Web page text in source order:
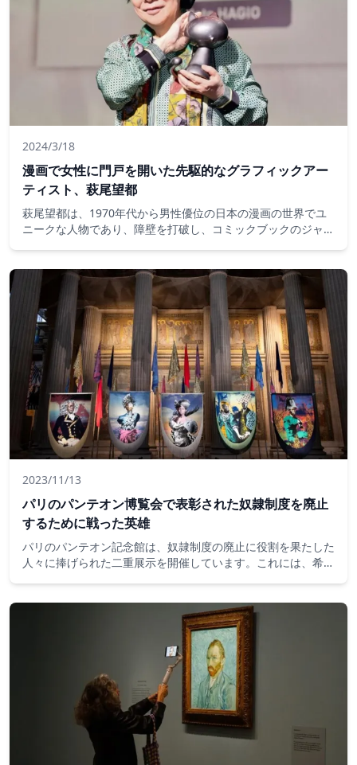
2024/3/18
漫画で女性に門戸を開いた先駆的なグラフィックアー
ティスト、萩尾望都
萩尾望都は、1970年代から男性優位の日本の漫画の世界でユ
ニークな人物であり、障壁を打破し、コミックブックのジャン
2023/11/13
パリのパンテオン博覧会で表彰された奴隷制度を廃止
するために戦った英雄
パリのパンテオン記念館は、奴隷制度の廃止に役割を果たした
人々に捧げられた二重展示を開催しています。これには、希少
いというメッセージを伝えます。